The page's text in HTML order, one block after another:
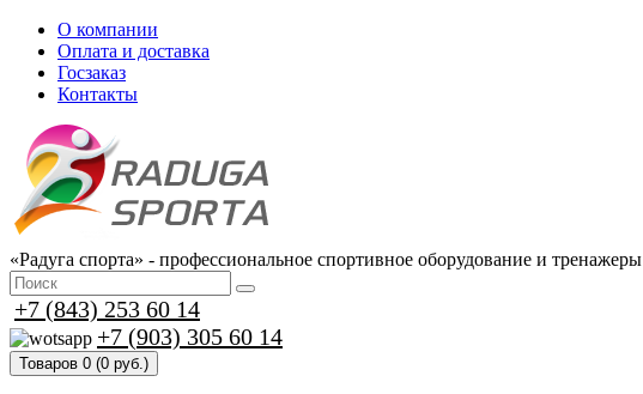
О компании
Оплата и доставка
Госзаказ
Контакты
«Радуга спорта» - профессиональное спортивное оборудование и тренажеры
+7 (843) 253 60 14
+7 (903) 305 60 14
Товаров 0 (0 руб.)